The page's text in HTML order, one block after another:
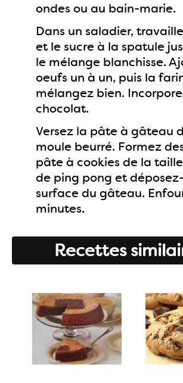
ondes ou au bain-marie.
Dans un saladier,
et le sucre à la spatule
le mélange blanchisse.
oeufs un à un, puis la
mélangez bien.
chocolat.
Versez la pâte à gâteau
moule beurré. Formez
pâte à cookies de la
de ping pong et
surface du gâteau.
minutes.
Recettes